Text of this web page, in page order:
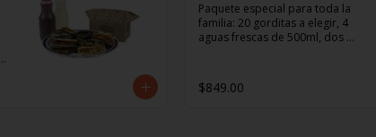
Paquete especial para toda la
familia: 20 gorditas a elegir, 4
aguas frescas de 500ml, dos
$849.00